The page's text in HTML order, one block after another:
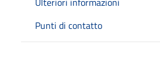
Punti di contatto